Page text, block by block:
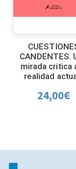
CANDENTES.
mirada critica
realidad
24,00€